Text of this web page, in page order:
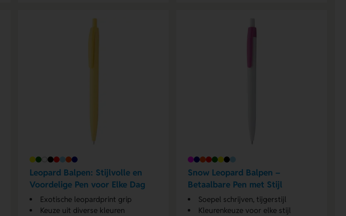
Leopard Balpen: Stijlvolle en
Voordelige Pen voor Elke Dag
Exotische leopardprint grip
Keuze uit diverse kleuren
Snow Leopard Balpen –
Betaalbare Pen met Stijl
Soepel schrijven, tijgerstijl
Kleurenkeuze voor elke stijl